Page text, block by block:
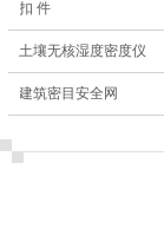
扣 件
土壤无核湿度密度仪
建筑密目安全网